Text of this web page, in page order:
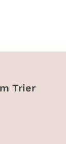
Trier